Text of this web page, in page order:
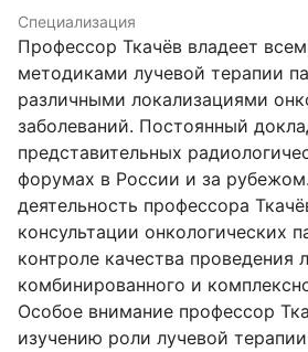
Специализация
Профессор Ткачёв владеет
методиками лучевой терапии
различными локализациями
заболеваний. Постоянный
представительных
форумах в России и за
деятельность профессора
консультации онкологических
контроле качества проведения
комбинированного и
Особое внимание профессор
изучению роли лучевой